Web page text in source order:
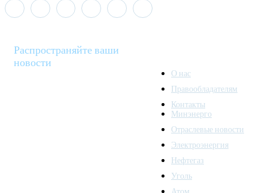
Распространяйте ваши
новости
О нас
Правообладателям
Контакты
Минэнерго
Отраслевые новости
Электроэнергия
Нефтегаз
Уголь